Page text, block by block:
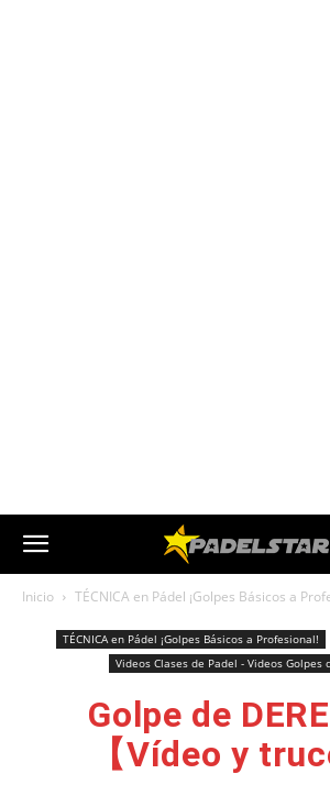
Inicio TÉCNICA en Pádel ¡Golpes Básicos a
TÉCNICA en Pádel ¡Golpes Básicos a Profesional!
Videos Clases de Padel - Videos Golpes
Golpe de
【Vídeo y